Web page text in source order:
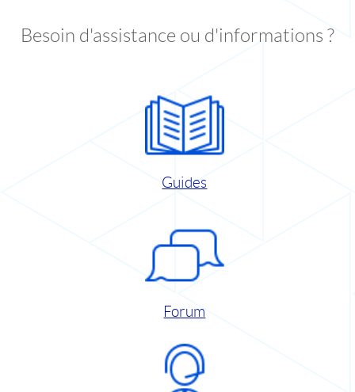
Besoin d'assistance ou d'informations ?
Guides
Forum